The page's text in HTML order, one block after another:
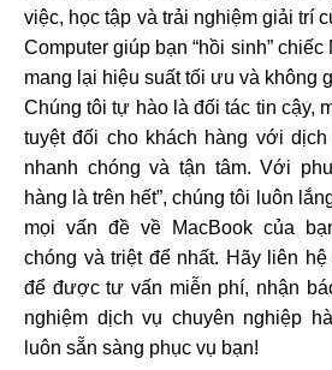
việc, học tập và trải nghiệm giải trí
Computer giúp bạn “hồi sinh” chiếc
mang lại hiệu suất tối ưu và không
Chúng tôi tự hào là đối tác tin cậy,
tuyệt đối cho khách hàng với dịch
nhanh chóng và tận tâm. Với
hàng là trên hết”, chúng tôi luôn
mọi vấn đề về MacBook của
chóng và triệt để nhất. Hãy liên
để được tư vấn miễn phí, nhận
nghiệm dịch vụ chuyên nghiệp
luôn sẵn sàng phục vụ bạn!